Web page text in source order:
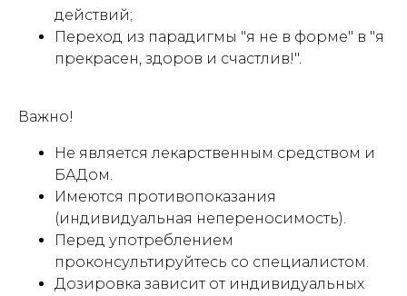
действий;
Переход из парадигмы "я не в форме" в "я
прекрасен, здоров и счастлив!".
Важно!
Не является лекарственным средством и
БАДом.
Имеются противопоказания
(индивидуальная непереносимость).
Перед употреблением
проконсультируйтесь со специалистом.
Дозировка зависит от индивидуальных